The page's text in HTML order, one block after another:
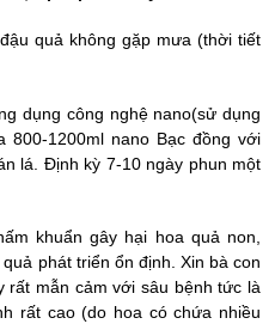
quả không gặp mưa (thời tiết
dụng công nghệ nano(sử dụng
800-1200ml nano Bạc đồng với
lá. Định kỳ 7-10 ngày phun một
khuẩn gây hại hoa quả non,
phát triển ổn định. Xin bà con
rất mẫn cảm với sâu bệnh tức là
rất cao (do hoa có chứa nhiều